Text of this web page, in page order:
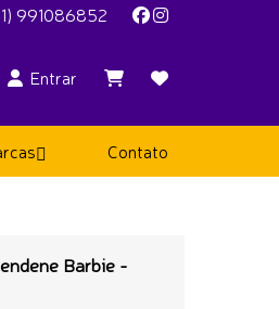
991086852
Entrar
Contato
Barbie -